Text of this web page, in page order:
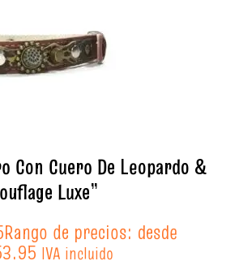
Con Cuero De Leopardo &
Luxe”
Rango de precios: desde
IVA incluido